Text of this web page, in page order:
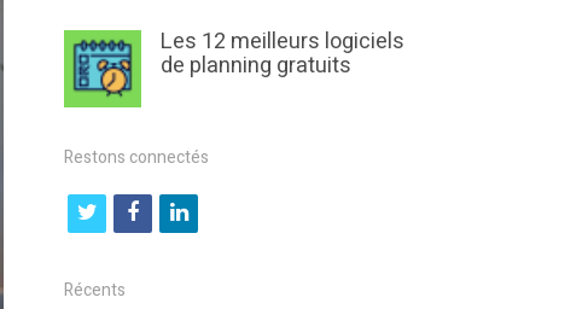
Les 12 meilleurs logiciels
de planning gratuits
Restons connectés
t
i
f
l
Récents